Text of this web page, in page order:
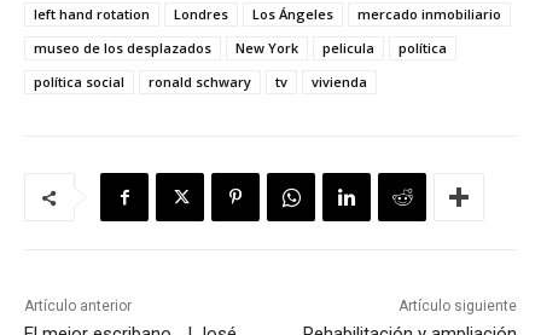
left hand rotation
Londres Los Ángeles
mercado inmobiliario
museo de los desplazados
New York pelicula
política
política social
ronald schwary tv vivienda
Artículo anterior Artículo siguiente